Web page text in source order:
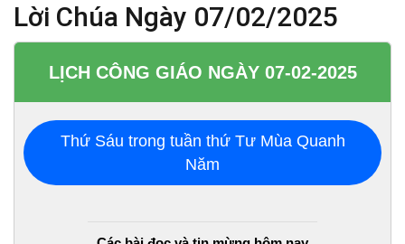
Lời Chúa Ngày 07/02/2025
LỊCH CÔNG GIÁO NGÀY 07-02-2025
Thứ Sáu trong tuần thứ Tư Mùa Quanh
Năm